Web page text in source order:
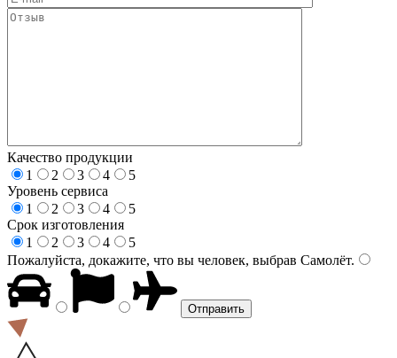
Качество продукции
1
2 3 4
5
Уровень сервиса
1
2 3 4
5
Срок изготовления
1
2 3 4
5
Пожалуйста, докажите, что вы человек, выбрав Самолёт.